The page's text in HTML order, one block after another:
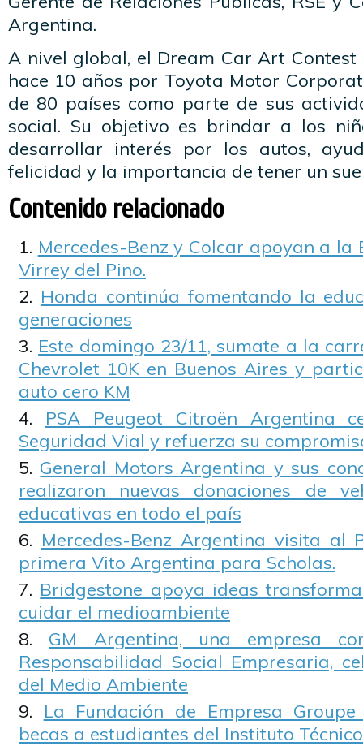
Argentina.
A nivel global, el Dream Car Art
hace 10 años por Toyota Motor
de 80 países como parte de sus
social. Su objetivo es brindar a los
desarrollar interés por los autos,
felicidad y la importancia de tener un
Contenido relacionado
Mercedes-Benz y Colcar apoyan a
Virrey del Pino.
Honda continúa fomentando la
generaciones
Este domingo 23/11, sumate a la
Chevrolet 10K en Buenos Aires y
auto cero KM
PSA Peugeot Citroën Argentina
Seguridad Vial y refuerza su
General Motors Argentina y sus
realizaron nuevas donaciones de
educativas en todo el país
Mercedes-Benz Argentina visita al
primera Vito Argentina para Scholas.
Bridgestone apoya ideas
cuidar el medioambiente
GM Argentina, una empresa
Responsabilidad Social Empresaria,
del Medio Ambiente
La Fundación de Empresa
becas a estudiantes del Instituto